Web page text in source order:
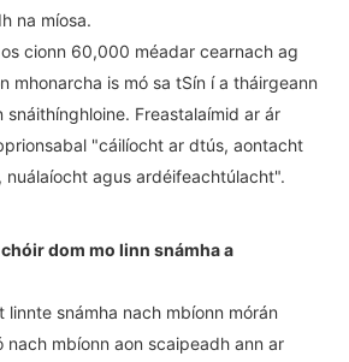
na míosa.
cionn 60,000 méadar cearnach ag
mhonarcha is mó sa tSín í a tháirgeann
Freastalaímid ar ár
"cáilíocht ar dtús, aontacht
agus ardéifeachtúlacht".
dom mo linn snámha a
linnte snámha nach mbíonn mórán
nach mbíonn aon scaipeadh ann ar